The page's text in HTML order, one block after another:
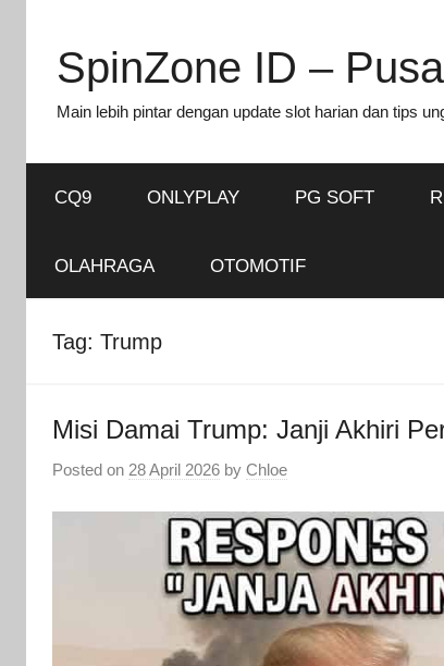
contentSpinZone ID –
Main lebih pintar dengan update slot harian dan tips
CQ9 ONLYPLAY PG SOFT
OLAHRAGA OTOMOTIF
Tag: Trump
Misi Damai Trump: Janji Akhiri
Posted on 28 April 2026 by Chloe